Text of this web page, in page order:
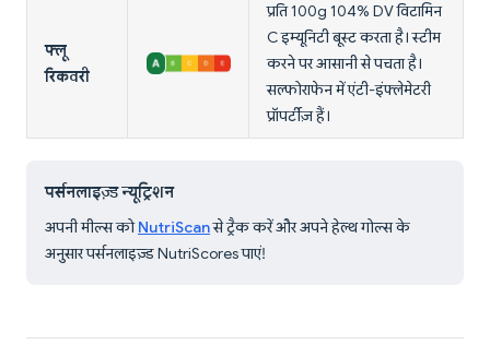
फ्लू
रिकवरी
प्रति 100g 104% DV विटामिन
C इम्यूनिटी बूस्ट करता है। स्टीम
करने पर आसानी से पचता है।
सल्फोराफेन में एंटी-इंफ्लेमेटरी
प्रॉपर्टीज़ हैं।
पर्सनलाइज़्ड न्यूट्रिशन
अपनी मील्स कोNutriScanसे ट्रैक करें और अपने हेल्थ गोल्स के
अनुसार पर्सनलाइज़्ड NutriScores पाएं!